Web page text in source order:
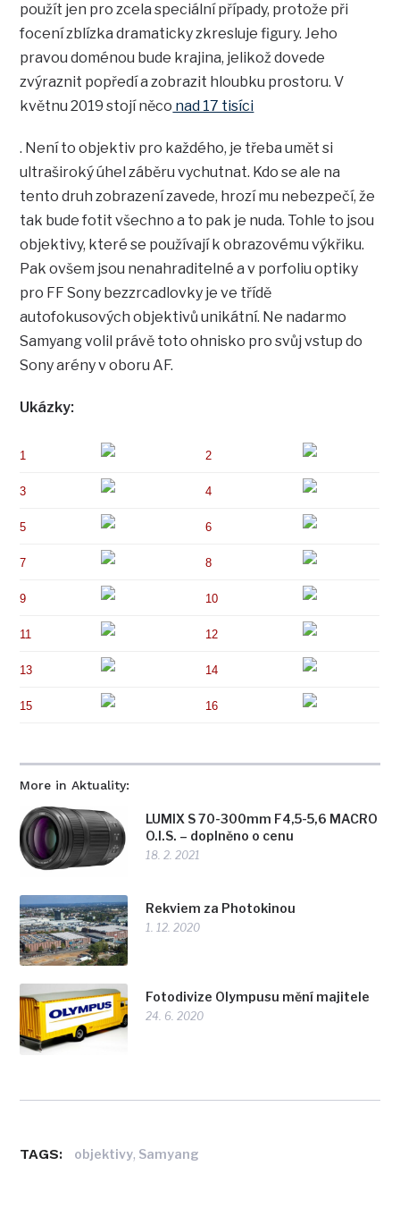
More in Aktuality:
LUMIX S 70-300mm F4,5-5,6 MACRO
O.I.S. – doplněno o cenu
18. 2. 2021
Rekviem za Photokinou
1. 12. 2020
Fotodivize Olympusu mění majitele
24. 6. 2020
použít jen pro zcela speciální případy, protože při
focení zblízka dramaticky zkresluje figury. Jeho
pravou doménou bude krajina, jelikož dovede
zvýraznit popředí a zobrazit hloubku prostoru. V
květnu 2019 stojí něco nad 17 tisíci
. Není to objektiv pro každého, je třeba umět si
ultraširoký úhel záběru vychutnat. Kdo se ale na
tento druh zobrazení zavede, hrozí mu nebezpečí, že
tak bude fotit všechno a to pak je nuda. Tohle to jsou
objektivy, které se používají k obrazovému výkřiku.
Pak ovšem jsou nenahraditelné a v porfoliu optiky
pro FF Sony bezzrcadlovky je ve třídě
autofokusových objektivů unikátní. Ne nadarmo
Samyang volil právě toto ohnisko pro svůj vstup do
Sony arény v oboru AF.
Ukázky:
1 2
3 4
5 6
7 8
9 10
11 12
13 14
15 16
TAGS: objektivy, Samyang